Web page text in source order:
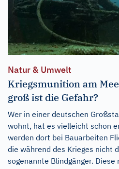
Natur & Umwelt
Kriegsmunition am
groß ist die Gefahr?
Wer in einer deutschen
wohnt, hat es vielleicht schon
werden dort bei Bauarbeiten
die während des Krieges nicht
sogenannte Blindgänger.